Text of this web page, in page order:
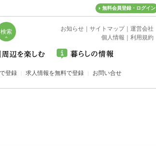
無料会員登録・ログイン
お知らせ サイトマップ｜ 運営会社
個人情報
利用規約
登録 求人情報を無料で登録 お問い合せ